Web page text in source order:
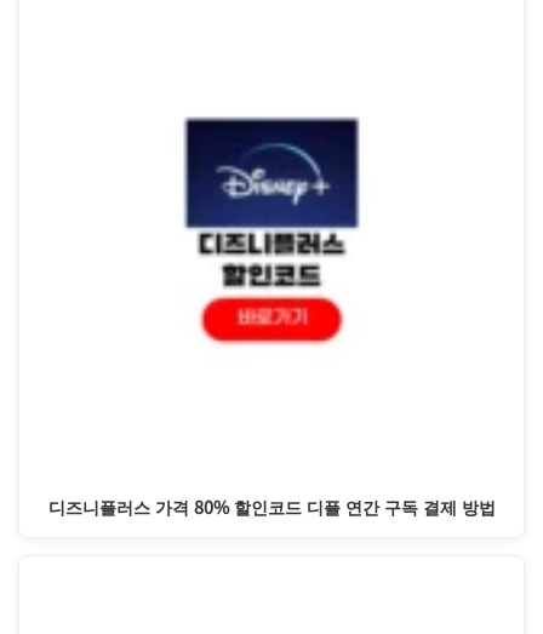
디즈니플러스 가격 80% 할인코드 디플 연간 구독 결제 방법